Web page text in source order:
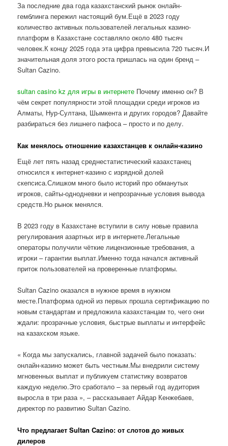
За последние два года казахстанский рынок онлайн-
гемблинга пережил настоящий бум.Ещё в 2023 году
количество активных пользователей легальных казино-
платформ в Казахстане составляло около 480 тысяч
человек.К концу 2025 года эта цифра превысила 720 тысяч.И
значительная доля этого роста пришлась на один бренд –
Sultan Cazino.
sultan casino kz для игры в интернете Почему именно он? В
чём секрет популярности этой площадки среди игроков из
Алматы, Нур-Султана, Шымкента и других городов? Давайте
разбираться без лишнего пафоса – просто и по делу.
Как менялось отношение казахстанцев к онлайн-казино
Ещё лет пять назад среднестатистический казахстанец
относился к интернет-казино с изрядной долей
скепсиса.Слишком много было историй про обманутых
игроков, сайты-однодневки и непрозрачные условия вывода
средств.Но рынок менялся.
В 2023 году в Казахстане вступили в силу новые правила
регулирования азартных игр в интернете.Легальные
операторы получили чёткие лицензионные требования, а
игроки – гарантии выплат.Именно тогда начался активный
приток пользователей на проверенные платформы.
Sultan Cazino оказался в нужное время в нужном
месте.Платформа одной из первых прошла сертификацию по
новым стандартам и предложила казахстанцам то, чего они
ждали: прозрачные условия, быстрые выплаты и интерфейс
на казахском языке.
« Когда мы запускались, главной задачей было показать:
онлайн-казино может быть честным.Мы внедрили систему
мгновенных выплат и публикуем статистику возвратов
каждую неделю.Это сработало – за первый год аудитория
выросла в три раза », – рассказывает Айдар Кенжебаев,
директор по развитию Sultan Cazino.
Что предлагает Sultan Cazino: от слотов до живых
дилеров